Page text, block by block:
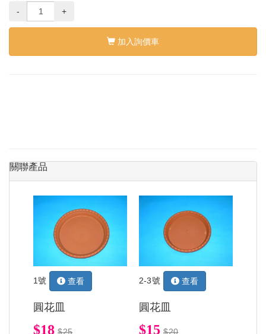
- +
加入詢價車
關聯產品
1號 查看
圓花皿
$18 $25
2-3號 查看
圓花皿
$15 $20